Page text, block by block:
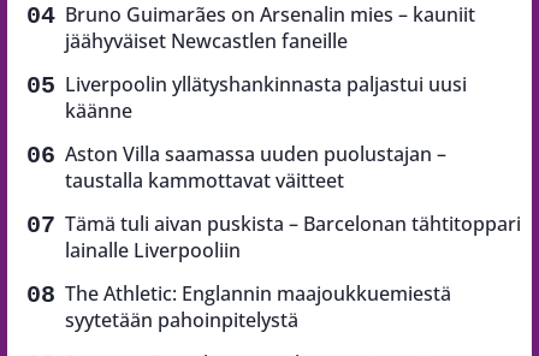
Bruno Guimarães on Arsenalin mies – kauniit
jäähyväiset Newcastlen faneille
Liverpoolin yllätyshankinnasta paljastui uusi
käänne
Aston Villa saamassa uuden puolustajan –
taustalla kammottavat väitteet
Tämä tuli aivan puskista – Barcelonan tähtitoppari
lainalle Liverpooliin
The Athletic: Englannin maajoukkuemiestä
syytetään pahoinpitelystä